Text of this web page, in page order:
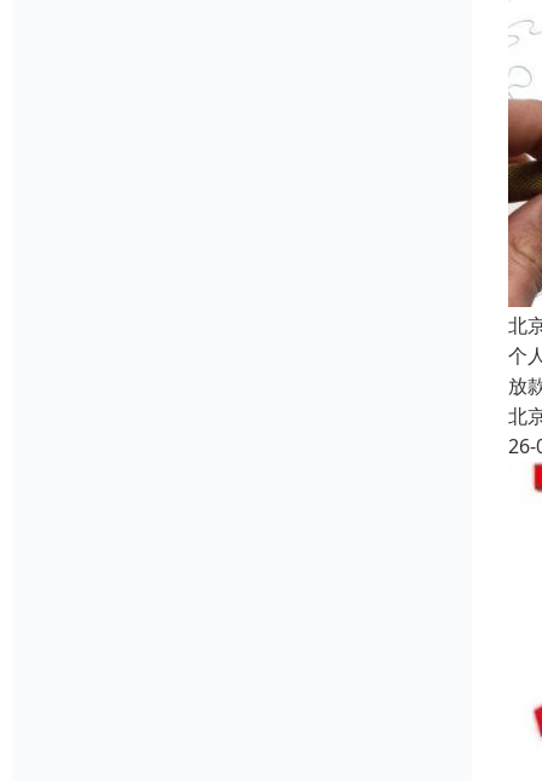
北
个
放
北
26-